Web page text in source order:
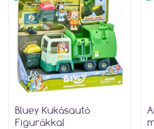
Bluey Kukásautó
Figurákkal